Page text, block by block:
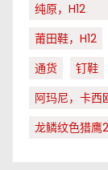
纯原，H12
莆田鞋，H12
通货
钉鞋
阿玛尼，卡西
龙鳞纹色猎鹰